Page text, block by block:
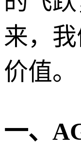
来，
价值。
一、